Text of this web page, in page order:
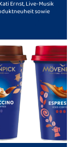
Ernst, Live-Musik
sowie